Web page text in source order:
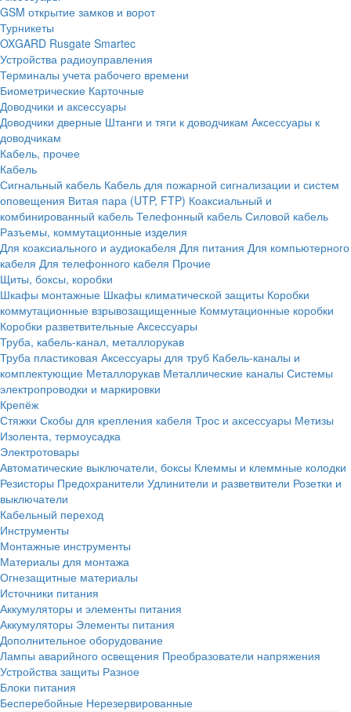
GSM открытие замков и ворот
Турникеты
OXGARD Rusgate Smartec
Устройства радиоуправления
Терминалы учета рабочего времени
Биометрические Карточные
Доводчики и аксессуары
Доводчики дверные Штанги и тяги к доводчикам Аксессуары к
доводчикам
Кабель, прочее
Кабель
Сигнальный кабель Кабель для пожарной сигнализации и систем
оповещения Витая пара (UTP, FTP) Коаксиальный и
комбинированный кабель Телефонный кабель Силовой кабель
Разъемы, коммутационные изделия
Для коаксиального и аудиокабеля Для питания Для компьютерного
кабеля Для телефонного кабеля Прочие
Щиты, боксы, коробки
Шкафы монтажные Шкафы климатической защиты Коробки
коммутационные взрывозащищенные Коммутационные коробки
Коробки разветвительные Аксессуары
Труба, кабель-канал, металлорукав
Труба пластиковая Аксессуары для труб Кабель-каналы и
комплектующие Металлорукав Металлические каналы Системы
электропроводки и маркировки
Крепёж
Стяжки Скобы для крепления кабеля Трос и аксессуары Метизы
Изолента, термоусадка
Электротовары
Автоматические выключатели, боксы Клеммы и клеммные колодки
Резисторы Предохранители Удлинители и разветвители Розетки и
выключатели
Кабельный переход
Инструменты
Монтажные инструменты
Материалы для монтажа
Огнезащитные материалы
Источники питания
Аккумуляторы и элементы питания
Аккумуляторы Элементы питания
Дополнительное оборудование
Лампы аварийного освещения Преобразователи напряжения
Устройства защиты Разное
Блоки питания
Бесперебойные Нерезервированные